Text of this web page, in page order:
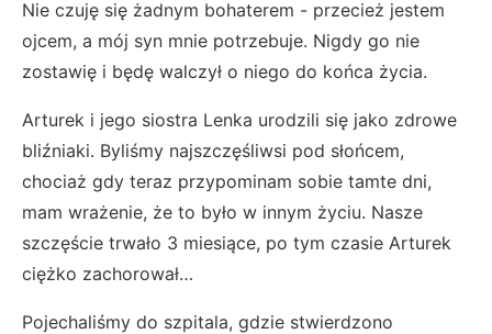
Nie czuję się żadnym bohaterem - przecież jestem
ojcem, a mój syn mnie potrzebuje. Nigdy go nie
zostawię i będę walczył o niego do końca życia.
Arturek i jego siostra Lenka urodzili się jako zdrowe
bliźniaki. Byliśmy najszczęśliwsi pod słońcem,
chociaż gdy teraz przypominam sobie tamte dni,
mam wrażenie, że to było w innym życiu. Nasze
szczęście trwało 3 miesiące, po tym czasie Arturek
ciężko zachorował…
Pojechaliśmy do szpitala, gdzie stwierdzono